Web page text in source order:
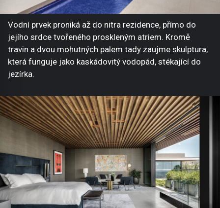
Vodní prvek proniká až do nitra rezidence, přímo do
jejího srdce tvořeného proskleným atriem. Kromě
travin a dvou mohutných palem tady zaujme skulptura,
která funguje jako kaskádovitý vodopád, stékající do
jezírka.